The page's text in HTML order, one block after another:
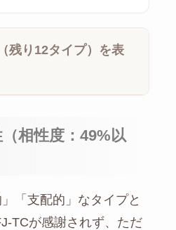
残り12タイプ）を表
相性度：49%以
「支配的」なタイプと
TCが感謝されず、ただ